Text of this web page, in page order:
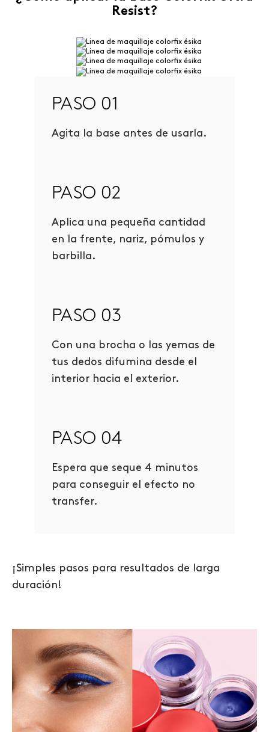
Resist?
PASO 01
Agita la base antes de usarla.
PASO 02
Aplica una pequeña cantidad
en la frente, nariz, pómulos y
barbilla.
PASO 03
Con una brocha o las yemas de
tus dedos difumina desde el
interior hacia el exterior.
PASO 04
Espera que seque 4 minutos
para conseguir el efecto no
transfer.
¡Simples pasos para resultados de larga
duración!